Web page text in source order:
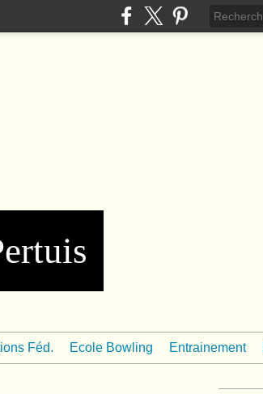
Féd. Ecole Bowling Entrainement